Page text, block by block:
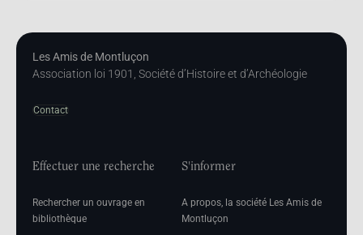
Les Amis de Montluçon
Association loi 1901, Société d’Histoire et d’Archéologie
Contact
Effectuer une recherche
Rechercher un ouvrage en
bibliothèque
S'informer
A propos, la société Les Amis de
Montluçon